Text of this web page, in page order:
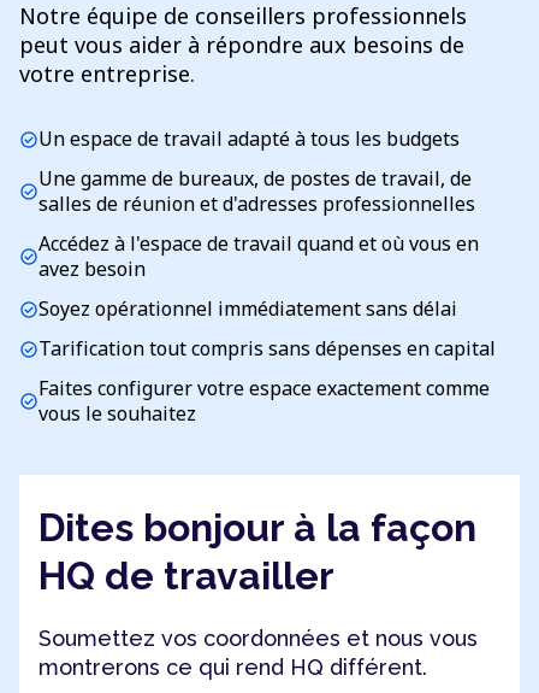
Notre équipe de conseillers professionnels
peut vous aider à répondre aux besoins de
votre entreprise.
check_circleUn espace de travail adapté à tous les budgets
check_circleUne gamme de bureaux, de postes de travail, de
salles de réunion et d'adresses professionnelles
check_circleAccédez à l'espace de travail quand et où vous en
avez besoin
check_circleSoyez opérationnel immédiatement sans délai
check_circleTarification tout compris sans dépenses en capital
check_circleFaites configurer votre espace exactement comme
vous le souhaitez
Dites bonjour à la façon
HQ de travailler
Soumettez vos coordonnées et nous vous
montrerons ce qui rend HQ différent.